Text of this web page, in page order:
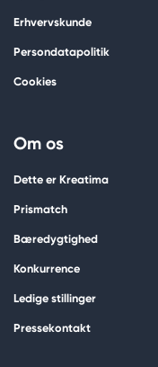
Erhvervskunde
Persondatapolitik
Cookies
Om os
Dette er Kreatima
Prismatch
Bæredygtighed
Konkurrence
Ledige stillinger
Pressekontakt